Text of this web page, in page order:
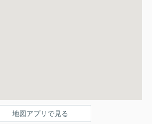
地図アプリで見る